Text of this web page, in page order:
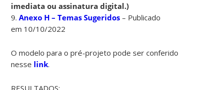
imediata ou assinatura digital.)
9.Anexo H – Temas Sugeridos – Publicado
em 10/10/2022
O modelo para o pré-projeto pode ser conferido
nesse link.
RESULTADOS: